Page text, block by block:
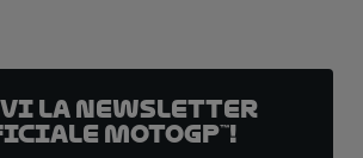
la newsletter
MotoGP™!